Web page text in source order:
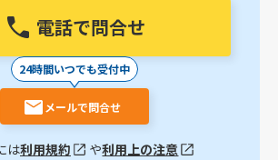
電話で問合せ
24時間いつでも受付中
メールで問合せ
は利用規約 や利用上の注意